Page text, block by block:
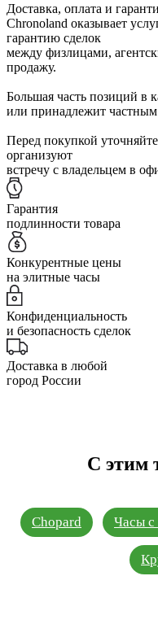
Доставка, оплата и
Chronoland оказывает
гарантию сделок
между физлицами,
продажу.
Большая часть позиций в
или принадлежит
Перед покупкой
организуют
встречу с владельцем в
Гарантия
подлинности товара
Конкурентные цены
на элитные часы
Конфиденциальность
и безопасность сделок
Доставка в любой
город России
С этим
Chopard Часы с